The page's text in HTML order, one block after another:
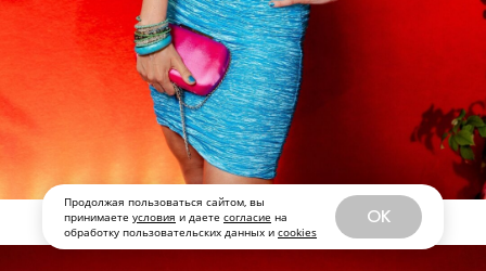
Продолжая пользоваться сайтом, вы
принимаете условия и даете согласие на
обработку пользовательских данных и cookies
OK